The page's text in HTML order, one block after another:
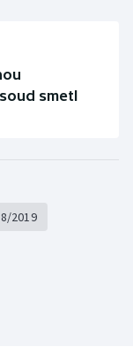
smetl
2019